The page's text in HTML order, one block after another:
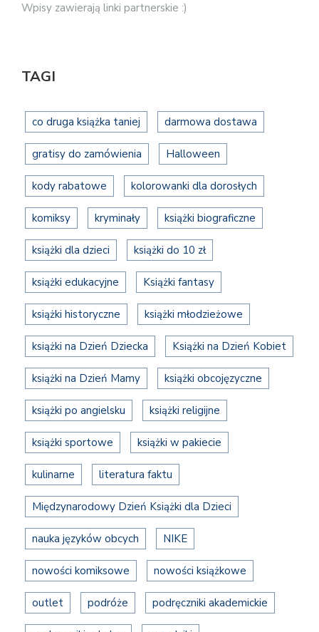
Wpisy zawierają linki partnerskie :)
TAGI
co druga książka taniej darmowa dostawa
gratisy do zamówienia Halloween
kody rabatowe kolorowanki dla dorosłych
komiksy kryminały książki biograficzne
książki dla dzieci książki do 10 zł
książki edukacyjne Książki fantasy
książki historyczne książki młodzieżowe
książki na Dzień Dziecka Książki na Dzień Kobiet
książki na Dzień Mamy książki obcojęzyczne
książki po angielsku książki religijne
książki sportowe książki w pakiecie
kulinarne literatura faktu
Międzynarodowy Dzień Książki dla Dzieci
nauka języków obcych NIKE
nowości komiksowe nowości książkowe
outlet podróże podręczniki akademickie